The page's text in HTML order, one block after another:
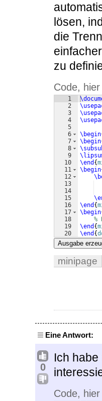
lösen,
die
zu
Code,
1
2
3
4
5
6
7
8
9
10
11
12
13
14
15
16
17
18
19
20
\begin
\begin
\end {
\begin
\end {
\begin
%
\end {
\end {
Ausgabe
minipage
Eine Antwort:
0
Ich
Code,